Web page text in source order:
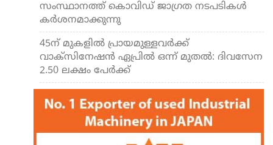
സംസ്ഥാനത്ത് കൊവിഡ് ജാഗ്രത നടപടികള്‍
കര്‍ശനമാക്കുന്നു
45ന് മുകളില്‍ പ്രായമുള്ളവര്‍ക്ക്
വാക്‌സിനേഷന്‍ ഏപ്രില്‍ ഒന്ന് മുതല്‍: ദിവസേന
2.50 ലക്ഷം പേര്‍ക്ക്